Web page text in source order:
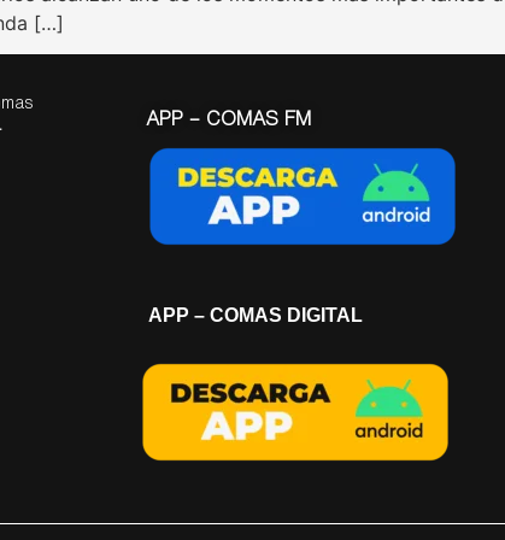
[…]
APP – COMAS FM
APP – COMAS DIGITAL